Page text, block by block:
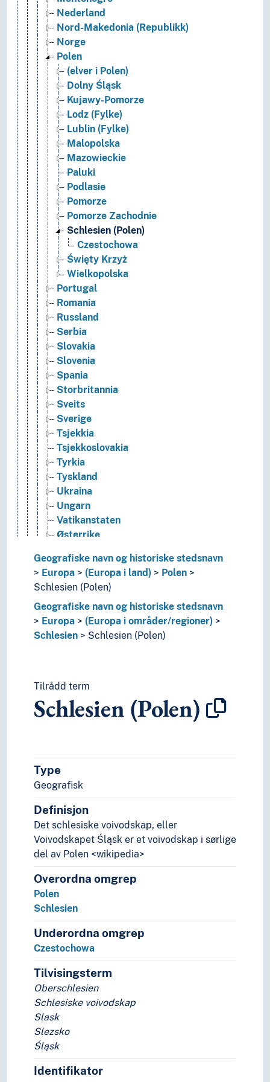
Nederland
Nord-Makedonia (Republikk)
Norge
Polen
(elver i Polen)
Dolny Śląsk
Kujawy-Pomorze
Lodz (Fylke)
Lublin (Fylke)
Malopolska
Mazowieckie
Paluki
Podlasie
Pomorze
Pomorze Zachodnie
Schlesien (Polen)
Czestochowa
Święty Krzyż
Wielkopolska
Portugal
Romania
Russland
Serbia
Slovakia
Slovenia
Spania
Storbritannia
Sveits
Sverige
Tsjekkia
Tsjekkoslovakia
Tyrkia
Tyskland
Ukraina
Ungarn
Vatikanstaten
Østerrike
Alpene
Barentsregionen
Benelux-landene
Britiske øyer
Bukovina
Donaulandene
EØS-land
Gallia
Illyria
Irland (Øy)
Jurafjellene
Karolingerriket
Karpatene
Kiev-Rus
Mellom-Europa
Nederlandene
Nord-Europa
Nordkalotten
Oder-Neisse-linjen
Pannonia
Pommern (Europa)
Preussen (Europa)
Pyreneene
Pyreneerhalvøya
Sapmi
Schlesien
Schlesien (Polen)
Schlesien (Tsjekkia)
Skytia
Geografiske navn og historiske stedsnavn
Europa
(Europa i land)
Polen
Schlesien (Polen)
Geografiske navn og historiske stedsnavn
Europa
(Europa i områder/regioner)
Schlesien
Schlesien (Polen)
Tilrådd term
Schlesien (Polen)
Type
Geografisk
Definisjon
Det schlesiske voivodskap, eller
Voivodskapet Śląsk er et voivodskap i sørlige
del av Polen <wikipedia>
Overordna omgrep
Polen
Schlesien
Underordna omgrep
Czestochowa
Tilvisingsterm
Oberschlesien
Schlesiske voivodskap
Slask
Slezsko
Śląsk
Identifikator